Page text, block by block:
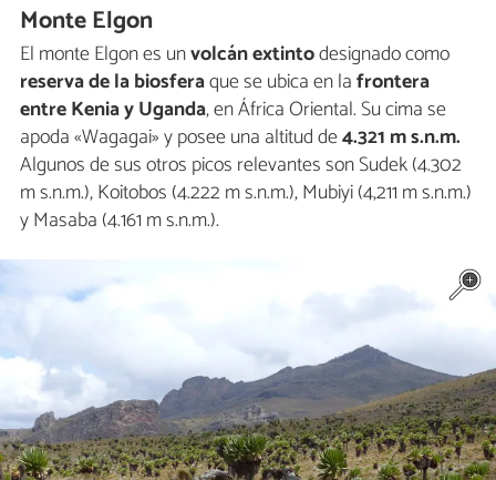
Monte Elgon
El monte Elgon es unvolcán extintodesignado como
reserva de la biosferaque se ubica en lafrontera
entre Kenia y Uganda, en África Oriental. Su cima se
apoda «Wagagai» y posee una altitud de4.321 m s.n.m.
Algunos de sus otros picos relevantes son Sudek (4.302
m s.n.m.), Koitobos (4.222 m s.n.m.), Mubiyi (4,211 m s.n.m.)
y Masaba (4.161 m s.n.m.).